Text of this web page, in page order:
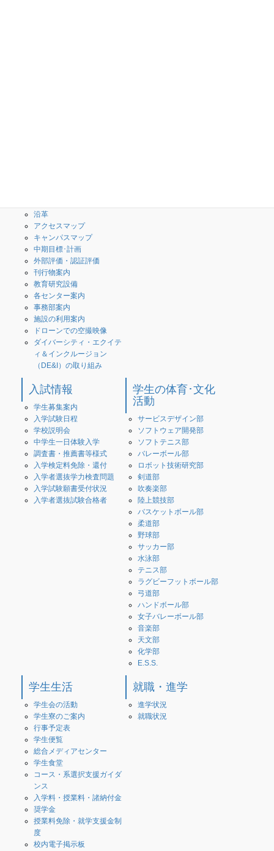
沿革
アクセスマップ
キャンパスマップ
中期目標･計画
外部評価・認証評価
刊行物案内
教育研究設備
各センター案内
事務部案内
施設の利用案内
ドローンでの空撮映像
ダイバーシティ・エクイテ
ィ＆インクルージョン
（DE&I）の取り組み
入試情報
学生募集案内
入学試験日程
学校説明会
中学生一日体験入学
調査書・推薦書等様式
入学検定料免除・還付
入学者選抜学力検査問題
入学試験願書受付状況
入学者選抜試験合格者
学生の体育･文化
活動
サービスデザイン部
ソフトウェア開発部
ソフトテニス部
バレーボール部
ロボット技術研究部
剣道部
吹奏楽部
陸上競技部
バスケットボール部
柔道部
野球部
サッカー部
水泳部
テニス部
ラグビーフットボール部
弓道部
ハンドボール部
女子バレーボール部
音楽部
天文部
化学部
E.S.S.
学生生活
学生会の活動
学生寮のご案内
行事予定表
学生便覧
総合メディアセンター
学生食堂
コース・系選択支援ガイダ
ンス
入学料・授業料・諸納付金
奨学金
授業料免除・就学支援金制
度
校内電子掲示板
就職・進学
進学状況
就職状況